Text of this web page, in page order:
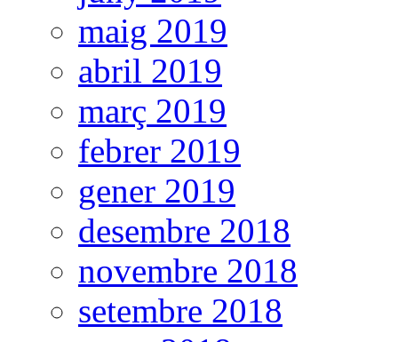
maig 2019
abril 2019
març 2019
febrer 2019
gener 2019
desembre 2018
novembre 2018
setembre 2018